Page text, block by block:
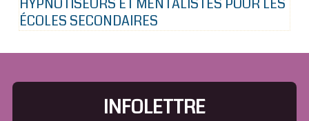
HYPNOTISEURS ET MENTALISTES POUR LES
ÉCOLES SECONDAIRES
INFOLETTRE